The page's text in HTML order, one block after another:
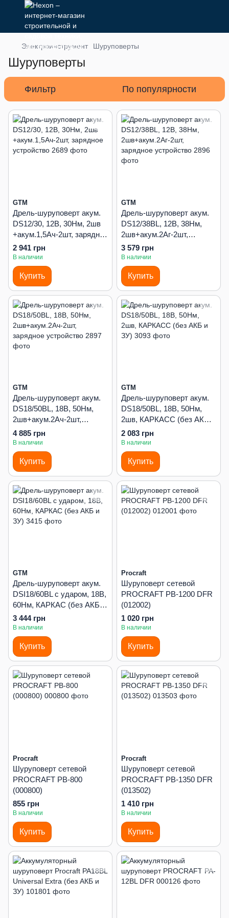
Электроинструмент Шуруповерты
Шуруповерты
Фильтр По популярности
GTM
Дрель-шуруповерт акум.
DS12/30, 12В, 30Нм, 2шв
+акум.1,5Ач-2шт, зарядное
устройство
2 941 грн
В наличии
Купить
GTM
Дрель-шуруповерт акум.
DS12/38BL, 12В, 38Нм,
2шв+акум.2Аг-2шт,
зарядное устройство
3 579 грн
В наличии
Купить
GTM
Дрель-шуруповерт акум.
DS18/50BL, 18В, 50Нм,
2шв+акум.2Ач-2шт,
зарядное устройство
4 885 грн
В наличии
Купить
GTM
Дрель-шуруповерт акум.
DS18/50BL, 18В, 50Нм,
2шв, КАРКАСС (без АКБ и
ЗУ)
2 083 грн
В наличии
Купить
GTM
Дрель-шуруповерт акум.
DSI18/60BL с ударом, 18В,
60Нм, КАРКАС (без АКБ и
ЗУ)
3 444 грн
В наличии
Купить
Procraft
Шуруповерт сетевой
PROCRAFT PB-1200 DFR
(012002)
1 020 грн
В наличии
Купить
Procraft
Шуруповерт сетевой
PROCRAFT PB-800
(000800)
855 грн
В наличии
Купить
Procraft
Шуруповерт сетевой
PROCRAFT PB-1350 DFR
(013502)
1 410 грн
В наличии
Купить